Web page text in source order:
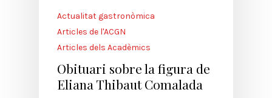
Actualitat gastronòmica
Articles de l'ACGN
Articles dels Acadèmics
Obituari sobre la figura de
Eliana Thibaut Comalada